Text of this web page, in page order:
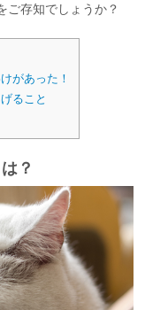
ご存知でしょうか？
があった！
ること
？